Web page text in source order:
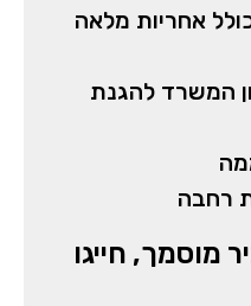
כולל אחריות מלאה
המשרד להגנת
רחבה
מוסמך, חייגו